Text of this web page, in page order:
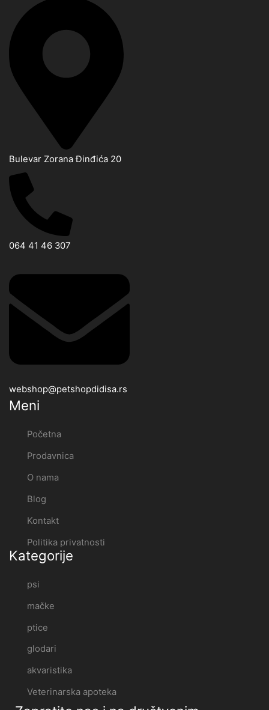
Bulevar Zorana Đinđića 20
064 41 46 307
webshop@petshopdidisa.rs
Meni
Početna
Prodavnica
O nama
Blog
Kontakt
Politika privatnosti
Kategorije
psi
mačke
ptice
glodari
akvaristika
Veterinarska apoteka